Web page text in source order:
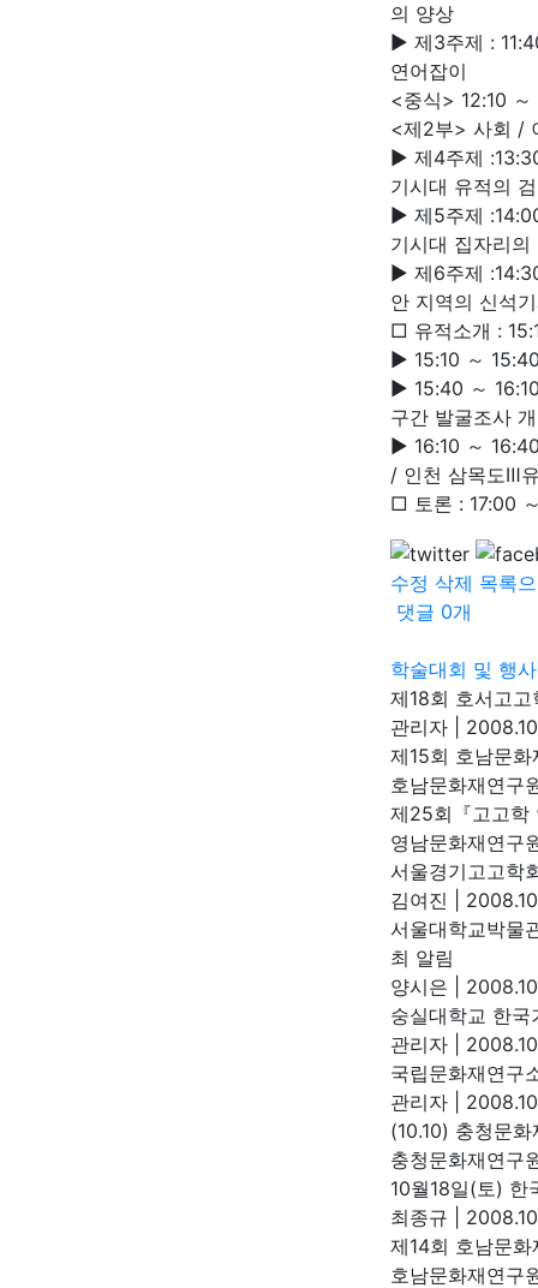
의 양상
▶ 제3주제 :
연어잡이
<중식> 12:10 ～
<제2부> 사회 /
▶ 제4주제
기시대 유적의
▶ 제5주제
기시대 집자리
▶ 제6주제
안 지역의 신석
□ 유적소개 :
▶ 15:10 ～
▶ 15:40 ～
구간 발굴조사
▶ 16:10 ～
/ 인천 삼목도Ⅲ
□ 토론 : 17:00
수정 삭제 목록
댓글 0개
학술대회 및 행사
제18회 호서고
관리자
제15회 호남문
호남문화재연구
제25회『고고학
영남문화재연구
서울경기고고학
김여진
서울대학교박물
최 알림
양시은
숭실대학교 한
관리자
국립문화재연구
관리자
(10.10) 충청문
충청문화재연구
10월18일(토) 한
최종규
제14회 호남문
호남문화재연구